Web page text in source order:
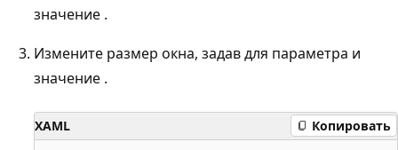
значение .
Измените размер окна, задав для параметра и
значение .
XAML Копировать